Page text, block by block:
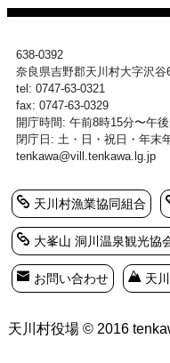
638-0392
奈良県吉野郡天川村大字沢谷
tel: 0747-63-0321
fax: 0747-63-0329
開庁時間: 午前8時15分〜午
閉庁日: 土・日・祝日・年末
tenkawa@vill.tenkawa.lg.jp
天川村漁業協同組合
大峯山 洞川温泉観光協
お問い合わせ 天
天川村役場 © 2016